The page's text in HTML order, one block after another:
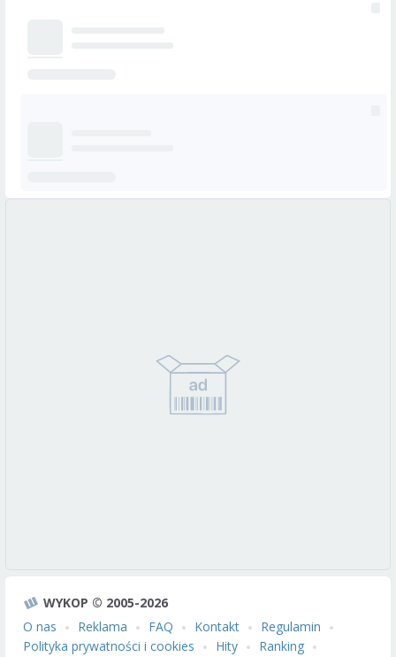
WYKOP © 2005-2026
O nas
Reklama FAQ Kontakt
Regulamin
Polityka prywatności i cookies
Hity Ranking